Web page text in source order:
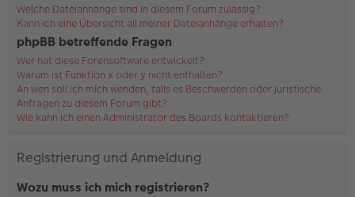
Welche Dateianhänge sind in diesem Forum zulässig?
Kann ich eine Übersicht all meiner Dateianhänge erhalten?
phpBB betreffende Fragen
Wer hat diese Forensoftware entwickelt?
Warum ist Funktion x oder y nicht enthalten?
An wen soll ich mich wenden, falls es Beschwerden oder juristische
Anfragen zu diesem Forum gibt?
Wie kann ich einen Administrator des Boards kontaktieren?
Registrierung und Anmeldung
Wozu muss ich mich registrieren?